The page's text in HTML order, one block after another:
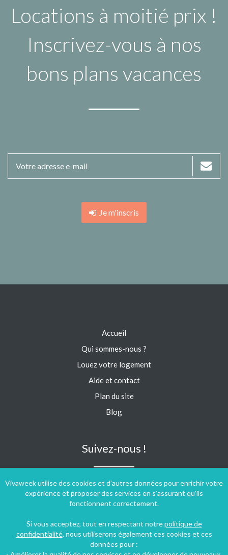
Locations à moitié prix !
Inscrivez-vous à nos
bons plans vacances
Je m'inscris
Vivaweek utilise des cookies et d'autres données pour enrichir votre
expérience et proposer des services en s'assurant qu'ils
fonctionnent correctement.
Si vous acceptez, tout en respectant notrepolitique de
confidentialité, nous utiliserons également ces cookies et ces
données pour :
Accueil
Qui sommes-nous ?
Louez votre logement
Aide et contact
Plan du site
Blog
Suivez-nous !